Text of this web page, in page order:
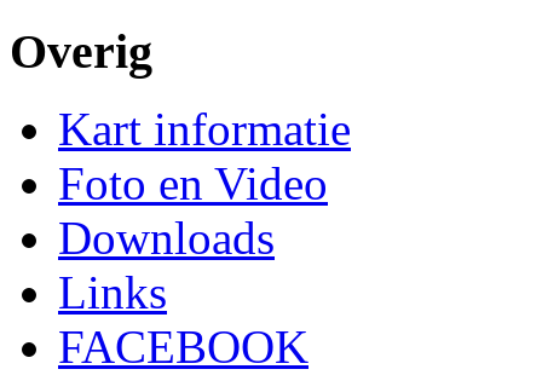
Overig
Kart informatie
Foto en Video
Downloads
Links
FACEBOOK